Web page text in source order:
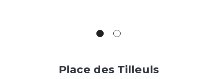
Place des Tilleuls